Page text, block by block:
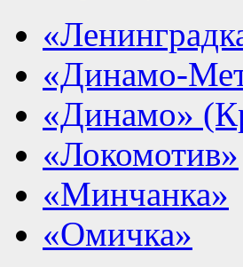
«Динамо-
«Динамо»
«Локомотив»
«Минчанка»
«Омичка»